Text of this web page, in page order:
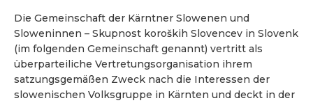
Die Gemeinschaft der Kärntner Slowenen und
Sloweninnen – Skupnost koroških Slovencev in Slovenk
(im folgenden Gemeinschaft genannt) vertritt als
überparteiliche Vertretungsorganisation ihrem
satzungsgemäßen Zweck nach die Interessen der
slowenischen Volksgruppe in Kärnten und deckt in der